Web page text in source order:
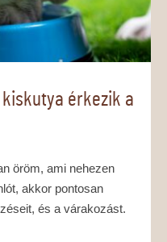
érkezik a
öröm, ami nehezen
akkor pontosan
és a várakozást.